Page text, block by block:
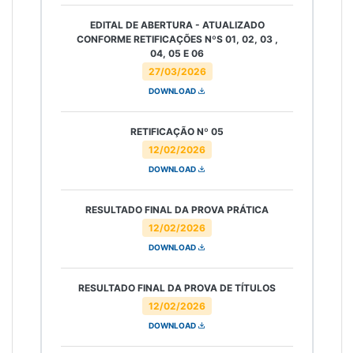
27/03/2026
EDITAL DE ABERTURA - ATUALIZADO
CONFORME RETIFICAÇÕES NºS 01, 02, 03 ,
04, 05 E 06
DOWNLOAD
12/02/2026
RETIFICAÇÃO Nº 05
DOWNLOAD
12/02/2026
RESULTADO FINAL DA PROVA PRÁTICA
DOWNLOAD
12/02/2026
RESULTADO FINAL DA PROVA DE TÍTULOS
DOWNLOAD